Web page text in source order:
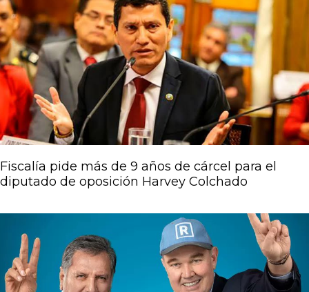
Fiscalía pide más de 9 años de cárcel para el
diputado de oposición Harvey Colchado